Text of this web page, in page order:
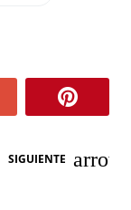
SIGUIENTE